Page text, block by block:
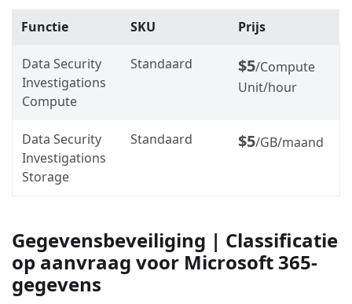
Functie SKU Prijs
Data Security
Investigations
Compute
Standaard $5/Compute
Unit/hour
Data Security
Investigations
Storage
Standaard $5/GB/maand
Gegevensbeveiliging | Classificatie
op aanvraag voor Microsoft 365-
gegevens